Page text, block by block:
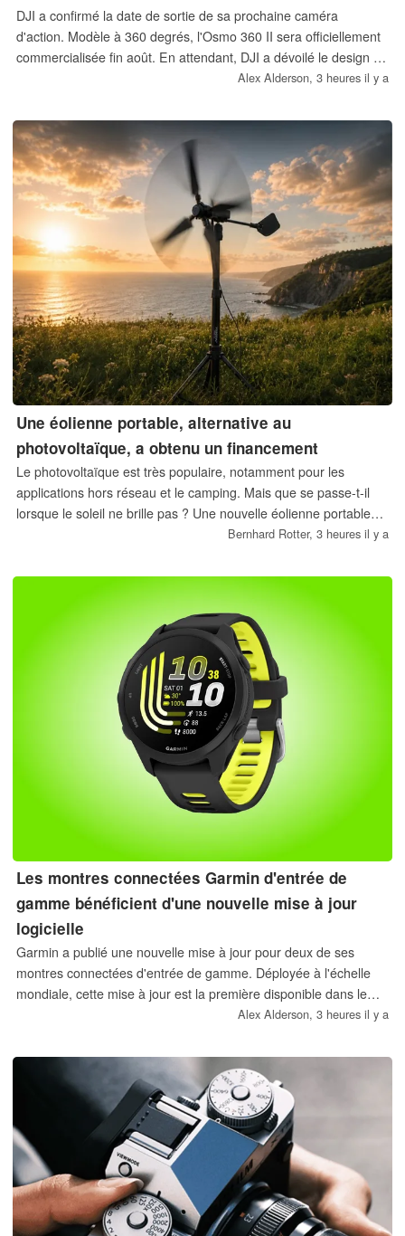
DJI a confirmé la date de sortie de sa prochaine caméra
d'action. Modèle à 360 degrés, l'Osmo 360 II sera officiellement
commercialisée fin août. En attendant, DJI a dévoilé le design de
la caméra et a ouvert les réservations en Chine.
Alex Alderson, 3 heures il y a
Une éolienne portable, alternative au
photovoltaïque, a obtenu un financement
Le photovoltaïque est très populaire, notamment pour les
applications hors réseau et le camping. Mais que se passe-t-il
lorsque le soleil ne brille pas ? Une nouvelle éolienne portable
Bernhard Rotter, 3 heures il y a
Les montres connectées Garmin d'entrée de
gamme bénéficient d'une nouvelle mise à jour
logicielle
Garmin a publié une nouvelle mise à jour pour deux de ses
montres connectées d'entrée de gamme. Déployée à l'échelle
mondiale, cette mise à jour est la première disponible dans le
cadre du programme bêta de Garmin pour ces deux modèles.
suspens.
Alex Alderson, 3 heures il y a